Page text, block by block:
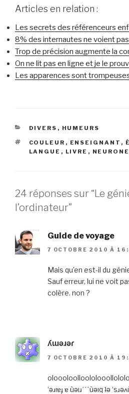
Articles en relation :
Les secrets des référenceurs
8% des internautes ne voient
Trop de précision augmente la
On ne lit pas en ligne et je le
Les apparences sont
CATÉGORIES
DIVERS , HUMEURS
ÉTIQUETTES
COULEUR , ENSEIGNANT ,
LANGUE , LIVRE , NEURONE
24 réponses sur “Le
l’ordinateur”
Guide de voyage
7 OCTOBRE 2010 À
Mais qu’en est-il du
Sauf erreur, lui ne voit
colère. non ?
ʎɯǝɹǝɾ
7 OCTOBRE 2010 À
‘ǝɹıɐɟ ɐ ùǝıɹ˙˙˙ùǝıq ʇǝ